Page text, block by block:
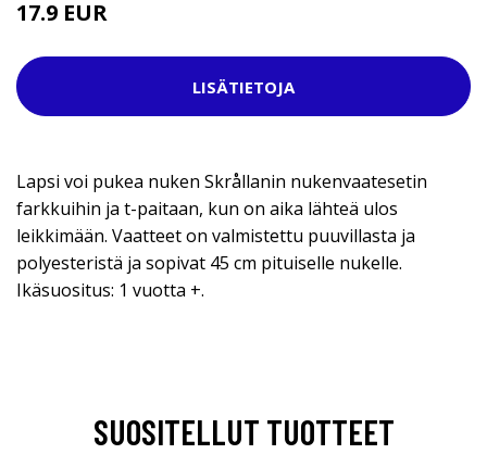
17.9 EUR
LISÄTIETOJA
Lapsi voi pukea nuken Skrållanin nukenvaatesetin
farkkuihin ja t-paitaan, kun on aika lähteä ulos
leikkimään. Vaatteet on valmistettu puuvillasta ja
polyesteristä ja sopivat 45 cm pituiselle nukelle.
Ikäsuositus: 1 vuotta +.
SUOSITELLUT TUOTTEET